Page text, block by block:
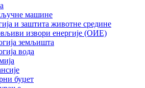
машине
и заштита животне средине
извори енергије (ОИЕ)
земљишта
вода
буџет